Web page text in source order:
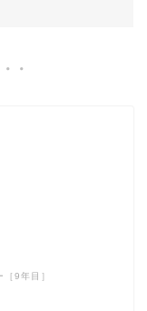
9年目］